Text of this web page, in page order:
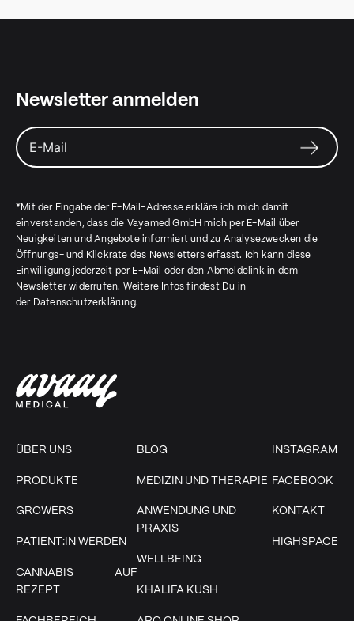
ÜBER UNS
PRODUKTE
GROWERS
PATIENT:IN WERDEN
CANNABIS AUF
REZEPT
BLOG
MEDIZIN UND THERAPIE
ANWENDUNG UND
PRAXIS
WELLBEING
KHALIFA KUSH
INSTAGRAM
FACEBOOK
KONTAKT
HIGHSPACE
Newsletter anmelden
*Mit der Eingabe der E-Mail-Adresse erkläre ich mich damit
einverstanden, dass die Vayamed GmbH mich per E-Mail über
Neuigkeiten und Angebote informiert und zu Analysezwecken die
Öffnungs- und Klickrate des Newsletters erfasst. Ich kann diese
Einwilligung jederzeit per E-Mail oder den Abmeldelink in dem
Newsletter widerrufen. Weitere Infos findest Du in
der Datenschutzerklärung.